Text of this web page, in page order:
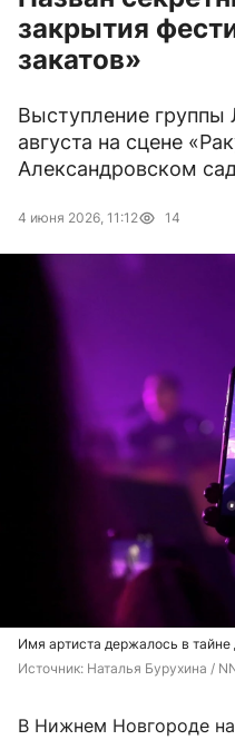
закрытия
закатов»
Выступление группы
августа на сцене
Александровском
4 июня 2026, 11:12 14
Имя артиста держалось в
Источник: Наталья Бурухина /
В Нижнем Новгороде